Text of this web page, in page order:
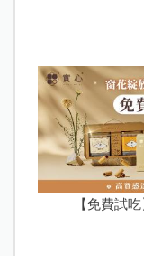
【免費試